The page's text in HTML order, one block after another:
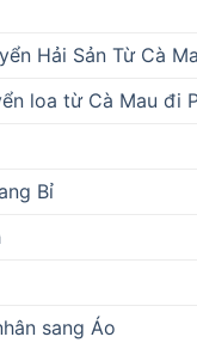
Hải Sản Từ Cà
loa từ Cà Mau đi
Bỉ
sang Áo